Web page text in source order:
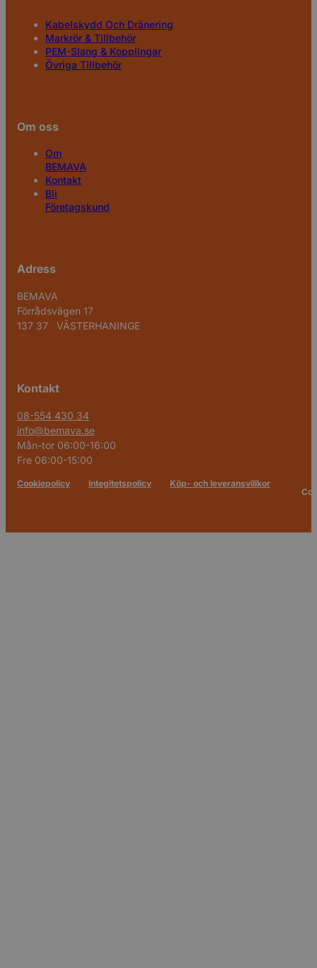
Kabelskydd Och Dränering
Markrör & Tillbehör
PEM-Slang & Kopplingar
Övriga Tillbehör
Om oss
Om
BEMAVA
Kontakt
Bli
Företagskund
Adress
BEMAVA
Förrådsvägen 17
137 37 VÄSTERHANINGE
Kontakt
08-554 430 34
info@bemava.se
Mån-tor 06:00-16:00
Fre 06:00-15:00
Cookiepolicy Integitetspolicy
Köp- och leveransvillkor